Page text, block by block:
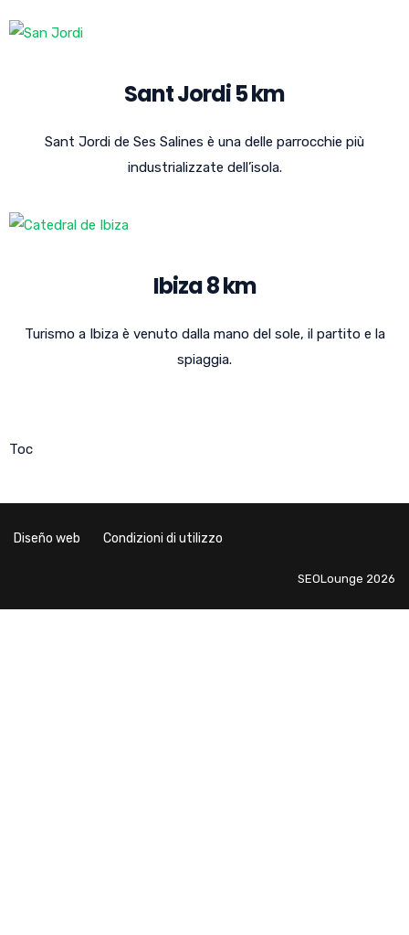
Sant Jordi 5 km
Sant Jordi de Ses Salines è una delle parrocchie più
industrializzate dell’isola.
Ibiza 8 km
Turismo a Ibiza è venuto dalla mano del sole, il partito e la
spiaggia.
Toc
Diseño web Condizioni di utilizzo
SEOLounge 2026